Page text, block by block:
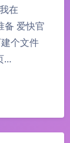
在
备 爱快官
个文件
…